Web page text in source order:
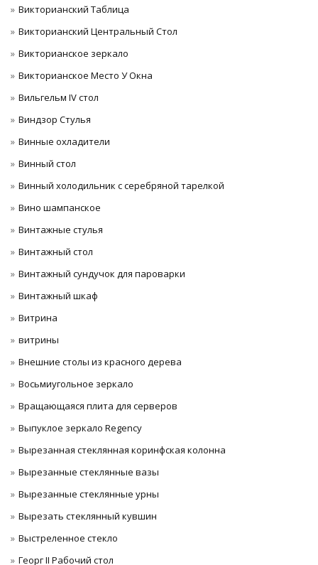
Викторианский Таблица
Викторианский Центральный Стол
Викторианское зеркало
Викторианское Место У Окна
Вильгельм IV стол
Виндзор Стулья
Винные охладители
Винный стол
Винный холодильник с серебряной тарелкой
Вино шампанское
Винтажные стулья
Винтажный стол
Винтажный сундучок для пароварки
Винтажный шкаф
Витрина
витрины
Внешние столы из красного дерева
Восьмиугольное зеркало
Вращающаяся плита для серверов
Выпуклое зеркало Regency
Вырезанная стеклянная коринфская колонна
Вырезанные стеклянные вазы
Вырезанные стеклянные урны
Вырезать стеклянный кувшин
Выстреленное стекло
Георг II Рабочий стол